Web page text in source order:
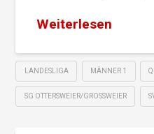
Weiterlesen
LANDESLIGA MÄNNER 1
SG OTTERSWEIER/GROSSWEIER